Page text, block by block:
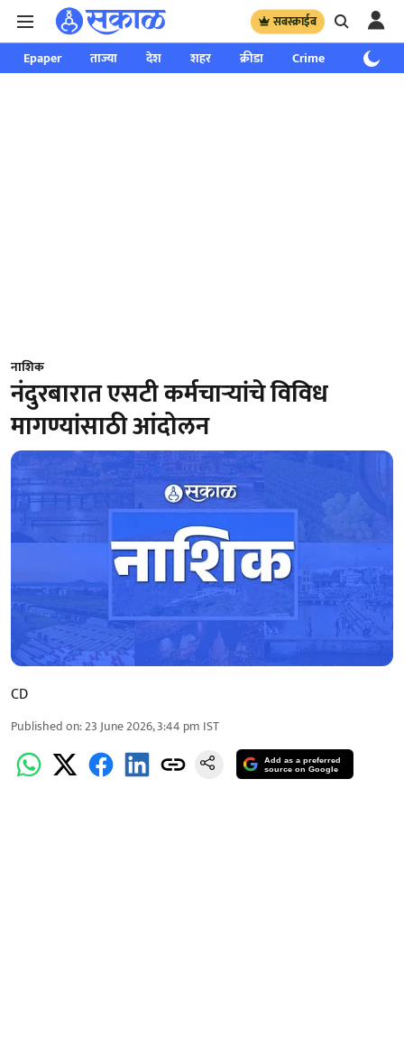
सबस्क्राईब
Epaper ताज्या देश शहर क्रीडा Crime साप्ताहिक
नाशिक
नंदुरबारात एसटी कर्मचाऱ्यांचे विविध
मागण्यांसाठी आंदोलन
CD
Published on:23 June 2026, 3:44 pm IST
Add as a preferred
source on Google